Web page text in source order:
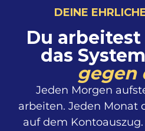
DEINE
Du
das
gegen
Jeden Morgen
arbeiten. Jeden Monat
auf dem